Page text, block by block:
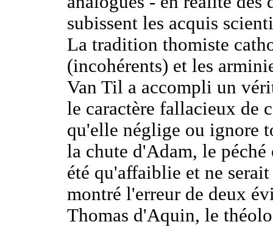
subissent les acquis
La tradition thomiste
(incohérents) et les
Van Til a accompli un
le caractère fallacieux de
qu'elle néglige ou ignore
la chute d'Adam, le
été qu'affaiblie et ne
montré l'erreur de deux
Thomas d'Aquin, le